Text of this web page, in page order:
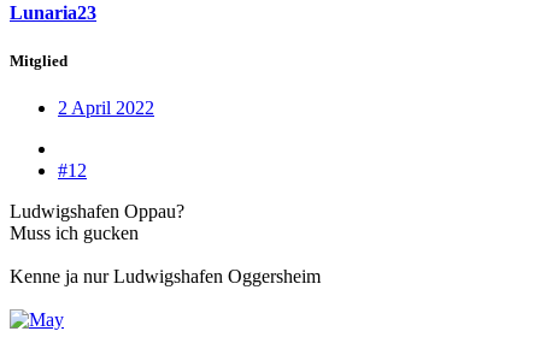
Lunaria23
Mitglied
2 April 2022
#12
Ludwigshafen Oppau?
Muss ich gucken
Kenne ja nur Ludwigshafen Oggersheim